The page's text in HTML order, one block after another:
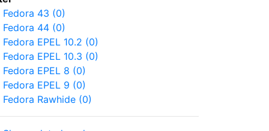
Fedora 43 (0)
Fedora 44 (0)
Fedora EPEL 10.2 (0)
Fedora EPEL 10.3 (0)
Fedora EPEL 8 (0)
Fedora EPEL 9 (0)
Fedora Rawhide (0)